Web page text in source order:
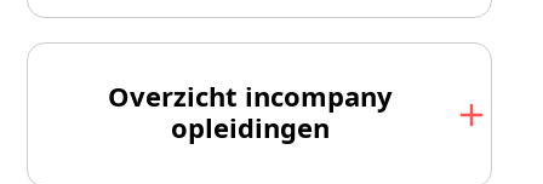
Overzicht incompany
opleidingen